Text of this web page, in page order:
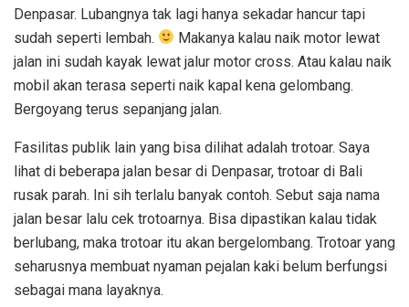
Denpasar. Lubangnya tak lagi hanya sekadar hancur tapi
sudah seperti lembah.
Makanya kalau naik motor lewat
jalan ini sudah kayak lewat jalur motor cross. Atau kalau naik
mobil akan terasa seperti naik kapal kena gelombang.
Bergoyang terus sepanjang jalan.
Fasilitas publik lain yang bisa dilihat adalah trotoar. Saya
lihat di beberapa jalan besar di Denpasar, trotoar di Bali
rusak parah. Ini sih terlalu banyak contoh. Sebut saja nama
jalan besar lalu cek trotoarnya. Bisa dipastikan kalau tidak
berlubang, maka trotoar itu akan bergelombang. Trotoar yang
seharusnya membuat nyaman pejalan kaki belum berfungsi
sebagai mana layaknya.